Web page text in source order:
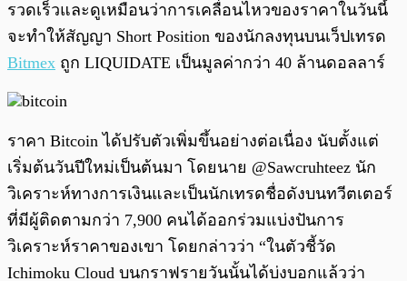
รวดเร็วและดูเหมือนว่าการเคลื่อนไหวของราคาในวันนี้
จะทำให้สัญญา Short Position ของนักลงทุนบนเว็ปเทรด
Bitmex ถูก LIQUIDATE เป็นมูลค่ากว่า 40 ล้านดอลลาร์
ราคา Bitcoin ได้ปรับตัวเพิ่มขึ้นอย่างต่อเนื่อง นับตั้งแต่
เริ่มต้นวันปีใหม่เป็นต้นมา โดยนาย @Sawcruhteez นัก
วิเคราะห์ทางการเงินและเป็นนักเทรดชื่อดังบนทวีตเตอร์
ที่มีผู้ติดตามกว่า 7,900 คนได้ออกร่วมแบ่งปันการ
วิเคราะห์ราคาของเขา โดยกล่าวว่า “ในตัวชี้วัด
Ichimoku Cloud บนกราฟรายวันนั้นได้บ่งบอกแล้วว่า